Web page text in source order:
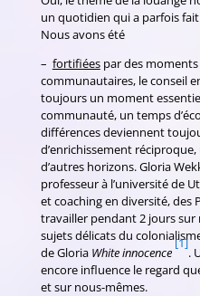
un quotidien qui a parfois
Nous avons été
– fortifiéespar des
communautaires, le conseil
toujours un moment
communauté, un temps
différences deviennent
d’enrichissement
d’autres horizons. Gloria
professeur à l’université de
et coaching en diversité, des
travailler pendant 2 jours
sujets délicats du
de Gloria White innocence
[1]
.
encore influence le regard
et sur nous-mêmes.